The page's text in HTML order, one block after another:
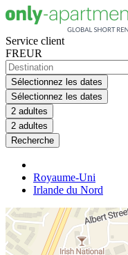
Service client
FREUR
Sélectionnez les dates
Sélectionnez les dates
2 adultes
2 adultes
Recherche
Royaume-Uni
Irlande du Nord